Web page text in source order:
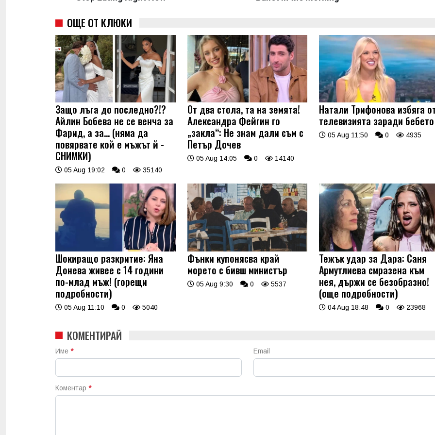
ОЩЕ ОТ КЛЮКИ
Защо лъга до последно?!?
Айлин Бобева не се венча за
Фарид, а за... (няма да
повярвате кой е мъжът й -
СНИМКИ)
05 Aug 19:02 0 35140
От два стола, та на земята!
Александра Фейгин го
„закла“: Не знам дали съм с
Петър Дочев
05 Aug 14:05 0 14140
Натали Трифонова избяга
телевизията заради бебето
05 Aug 11:50 0 4935
Шокиращо разкритие: Яна
Донева живее с 14 години
по-млад мъж! (горещи
подробности)
05 Aug 11:10 0 5040
Фънки купонясва край
морето с бивш министър
05 Aug 9:30 0 5537
Тежък удар за Дара: Саня
Армутлиева смразена към
нея, държи се безобразно!
(още подробности)
04 Aug 18:48 0 23968
КОМЕНТИРАЙ
Име * Email
Коментар *